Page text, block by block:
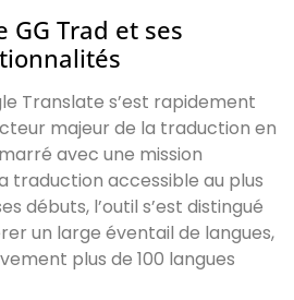
GG Trad et ses
Translate s’est rapidement
majeur de la traduction en
avec une mission
traduction accessible au plus
débuts, l’outil s’est distingué
un large éventail de langues,
plus de 100 langues